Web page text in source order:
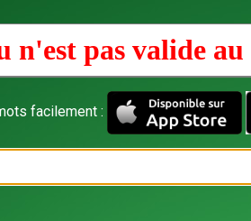
n'est pas valide au
facilement :